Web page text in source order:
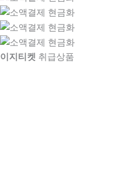
이지티켓 취급상품